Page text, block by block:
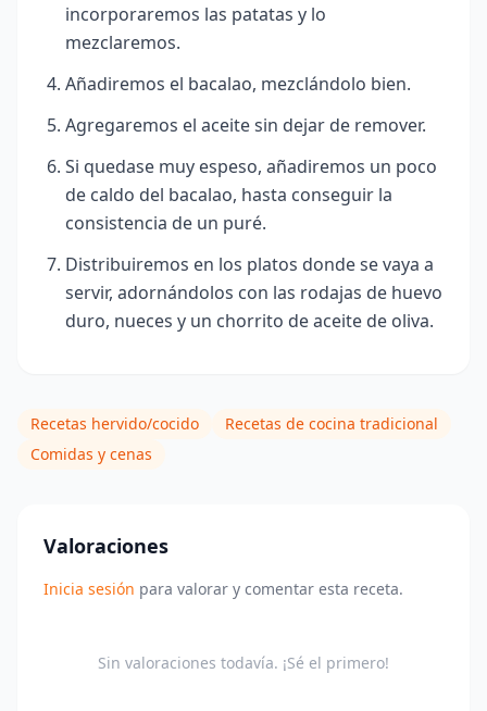
incorporaremos las patatas y lo
mezclaremos.
Añadiremos el bacalao, mezclándolo bien.
Agregaremos el aceite sin dejar de remover.
Si quedase muy espeso, añadiremos un poco
de caldo del bacalao, hasta conseguir la
consistencia de un puré.
Distribuiremos en los platos donde se vaya a
servir, adornándolos con las rodajas de huevo
duro, nueces y un chorrito de aceite de oliva.
Recetas hervido/cocido
Recetas de cocina tradicional
Comidas y cenas
Valoraciones
Inicia sesión para valorar y comentar esta receta.
Sin valoraciones todavía. ¡Sé el primero!